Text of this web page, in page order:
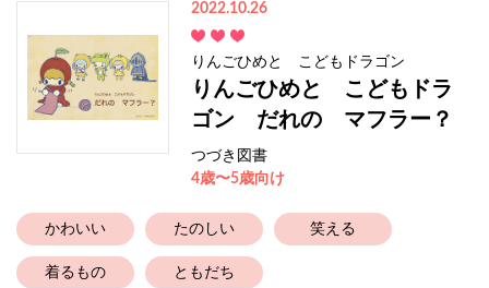
2022.10.26
りんごひめと こどもドラゴン
りんごひめと こどもドラ
ゴン だれの マフラー？
つづき図書
4歳〜5歳向け
かわいい たのしい 笑える
着るもの ともだち